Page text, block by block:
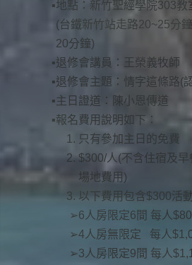
地點：新竹聖經學院303教
(台鐵新竹站走路20~25分
20分鐘)
退修會講員：王榮義牧師
退修會主題：情字這條路(
主日證道：陳小恩傳道
報名費用說明如下：
只有參加主日的免費
$300/人(不含住宿及
場地費用)
以下費用包含$300活
6人房限定6間 每人
4人房無限定 每人
3人房限定9間 每人